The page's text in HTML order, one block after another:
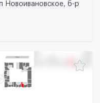
Новоивановское, б-р